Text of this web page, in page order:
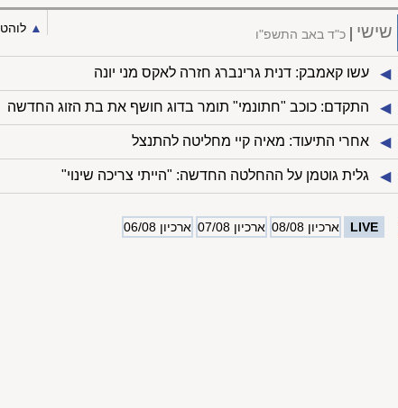
שישי כ"ד באב התשפ"ו ▲︎ לוהט
◀︎ עשו קאמבק: דנית גרינברג חזרה לאקס מני יונה
◀︎ התקדם: כוכב "חתונמי" תומר בדוג חושף את בת הזוג החדשה
◀︎ אחרי התיעוד: מאיה קיי מחליטה להתנצל
◀︎ גלית גוטמן על ההחלטה החדשה: "הייתי צריכה שינוי"
LIVE ארכיון 08/08 ארכיון 07/08 ארכיון 06/08